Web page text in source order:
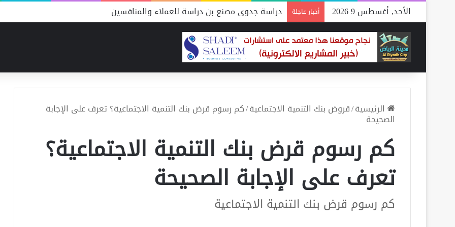
الأحد, أغسطس 9 2026 أخبار عاجلة دراسة جدوى مصنع بن دراسة للعملاء والمنافسين
الرئيسية/قروض بنك التنمية الاجتماعية/كم رسوم قرض بنك التنمية الاجتماعية؟ تعرف على الإجابة
الصحيحة
كم رسوم قرض بنك التنمية الاجتماعية؟
تعرف على الإجابة الصحيحة
كم رسوم قرض بنك التنمية الاجتماعية